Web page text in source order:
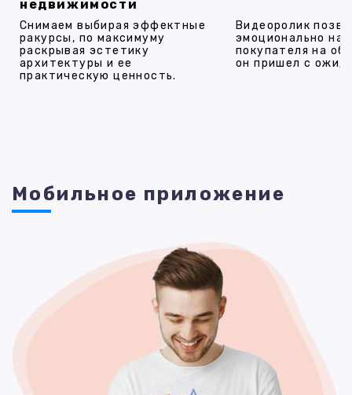
недвижимости
Снимаем выбирая эффектные
ракурсы, по максимуму
раскрывая эстетику
архитектуры и ее
практическую ценность.
Видеоролик
эмоционально
покупателя на
он пришел с
Мобильное приложение